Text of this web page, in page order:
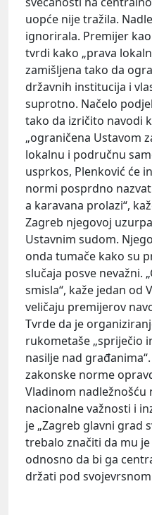
uopće nije tražila.
ignorirala. Premijer
tvrdi kako „prava
zamišljena tako da
državnih institucija i
suprotno. Načelo
tako da izričito navodi
„ograničena Ustavom
lokalnu i područnu
usprkos, Plenković će
normi posprdno
a karavana prolazi“,
Zagreb njegovoj
Ustavnim sudom.
onda tumače kako su
slučaja posve nevažni.
smisla“, kaže jedan od
veličaju premijerov
Tvrde da je
rukometaše „spriječio
nasilje nad
zakonske norme
Vladinom nadležnošću
nacionalne važnosti i
je „Zagreb glavni grad
trebalo značiti da mu
odnosno da bi ga
držati pod